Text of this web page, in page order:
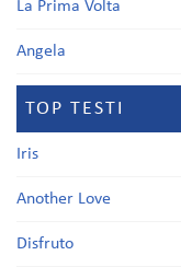
La Prima Volta
Angela
TOP TESTI
Iris
Another Love
Disfruto